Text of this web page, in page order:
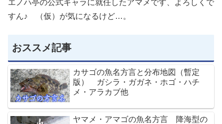
エノハ亭の公式キャラに就任したアマメです、よろしくで
すん♪ （仮）が気になるけど…。
おススメ記事
カサゴの魚名方言と分布地図（暫定
版） ガシラ・ガガネ・ホゴ・ハチ
メ・アラカブ他
ヤマメ・アマゴの魚名方言 降海型の